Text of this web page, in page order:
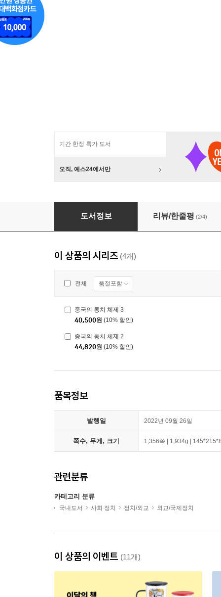
기간 한정 특가 도서
오직, 예스24에서만
중국의 통치 체제 세트
도서정보 리뷰/한줄평 (2/4)
이 상품의 시리즈 (4개)
전체 품절포함
중국의 통치 체제 3
40,500원 (10% 할인)
중국의 통치 체제 2
44,820원 (10% 할인)
품목정보
발행일 2022년 09월 26일
쪽수, 무게, 크기 1,356쪽 | 1,934g |
관련분류
카테고리 분류
국내도서 사회 정치 정치/외교 외교/국제정치
이 상품의 이벤트 (11개)